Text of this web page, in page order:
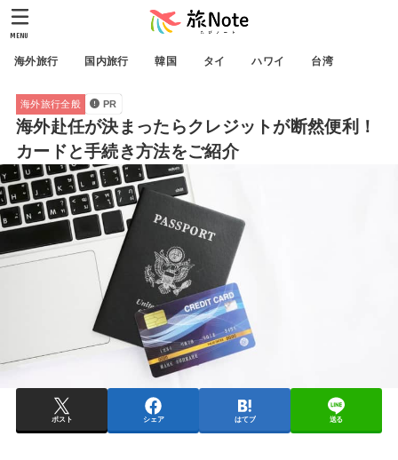
海外旅行 国内旅行 韓国 タイ ハワイ 台湾
MENU
海外旅行全般 PR
海外赴任が決まったらクレジットが断然便利！
カードと手続き方法をご紹介
ポスト シェア はてブ 送る